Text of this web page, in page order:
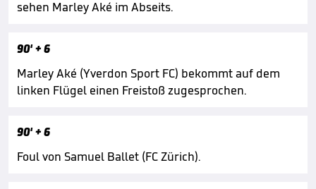
sehen Marley Aké im Abseits.
90'+ 6
Marley Aké (Yverdon Sport FC) bekommt auf dem
linken Flügel einen Freistoß zugesprochen.
90'+ 6
Foul von Samuel Ballet (FC Zürich).